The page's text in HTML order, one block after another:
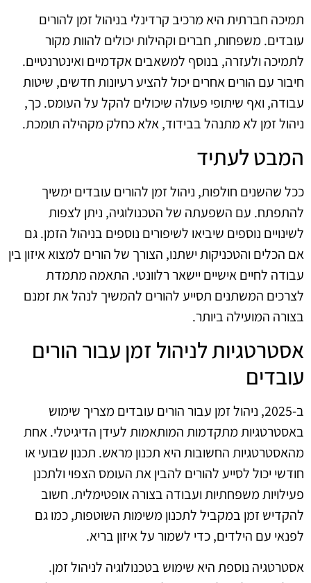
תמיכה חברתית היא מרכיב קרדינלי בניהול זמן להורים
עובדים. משפחות, חברים וקהילות יכולים להוות מקור
לתמיכה ולעזרה, בנוסף למשאבים אקדמיים ואינטרנטיים.
חיבור עם הורים אחרים יכול להציע רעיונות חדשים, שיטות
עבודה, ואף שיתופי פעולה שיכולים להקל על העומס. כך,
ניהול זמן לא מתנהל בבידוד, אלא כחלק מקהילה תומכת.
המבט לעתיד
ככל שהשנים חולפות, ניהול זמן להורים עובדים ימשיך
להתפתח. עם השפעתה של הטכנולוגיה, ניתן לצפות
לשינויים נוספים שיביאו לשיפורים נוספים בניהול הזמן. גם
אם הכלים והטכניקות ישתנו, הצורך של הורים למצוא איזון בין
עבודה לחיים אישיים יישאר רלוונטי. התאמה מתמדת
לצרכים המשתנים תסייע להורים להמשיך לנהל את זמנם
בצורה המועילה ביותר.
אסטרטגיות לניהול זמן עבור הורים
עובדים
ב-2025, ניהול זמן עבור הורים עובדים מצריך שימוש
באסטרטגיות מתקדמות המותאמות לעידן הדיגיטלי. אחת
מהאסטרטגיות החשובות היא תכנון מראש. תכנון שבועי או
חודשי יכול לסייע להורים להבין את העומס הצפוי ולתכנן
פעילויות משפחתיות ועבודה בצורה אופטימלית. חשוב
להקדיש זמן במקביל לתכנון משימות השוטפות, כמו גם
לפנאי עם הילדים, כדי לשמור על איזון בריא.
אסטרטגיה נוספת היא שימוש בטכנולוגיה לניהול זמן.